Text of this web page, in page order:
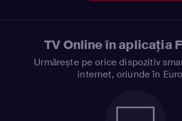
TV Online în aplicația
Urmărește pe orice dispozitiv
internet, oriunde în